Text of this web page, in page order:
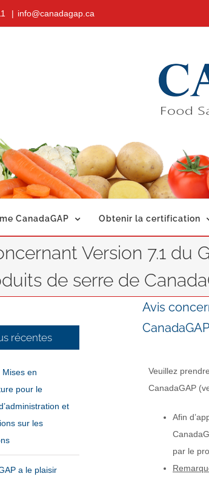
| info@canadagap.ca
CanadaGAP Obtenir la certification
Version 7.1 du
de serre de
Avis
CanadaGAP
Veuillez
CanadaGAP
Afin
par le
récentes
Mises en
pour le
et
sur les
a le plaisir